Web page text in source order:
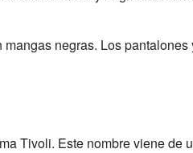
negras. Los
Tivoli. Este nombre viene de